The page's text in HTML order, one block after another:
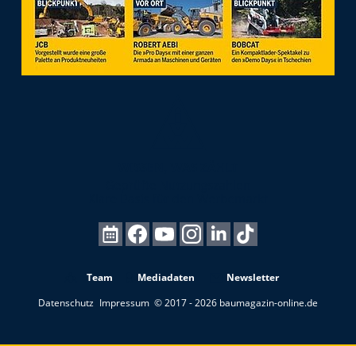
Team Mediadaten
Newsletter
Datenschutz Impressum © 2017 - 2026 baumagazin-online.de